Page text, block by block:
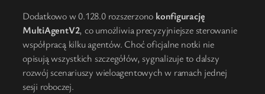
Dodatkowo w 0.128.0 rozszerzono konfigurację
MultiAgentV2, co umożliwia precyzyjniejsze sterowanie
współpracą kilku agentów. Choć oficjalne notki nie
opisują wszystkich szczegółów, sygnalizuje to dalszy
rozwój scenariuszy wieloagentowych w ramach jednej
sesji roboczej.